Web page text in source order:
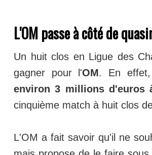
L'OM passe à côté de
Un huit clos en Ligue des
gagner pour l'OM. En effet,
environ 3 millions d'euros
cinquième match à huit clos
L'OM a fait savoir qu'il ne